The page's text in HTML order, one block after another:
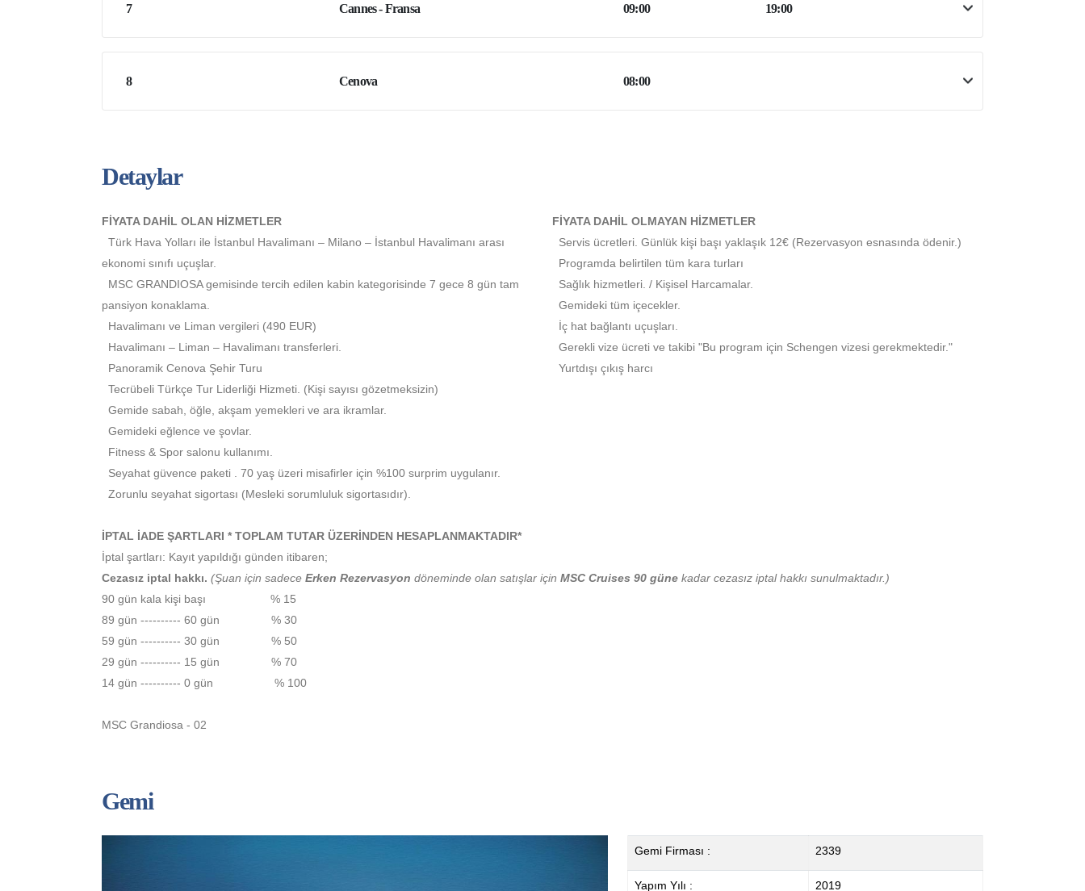
7 Cannes - Fransa 09:00 19:00
8 Cenova 08:00
Detaylar
FİYATA DAHİL OLAN HİZMETLER
Türk Hava Yolları ile İstanbul Havalimanı – Milano – İstanbul Havalimanı arası
ekonomi sınıfı uçuşlar.
MSC GRANDIOSA gemisinde tercih edilen kabin kategorisinde 7 gece 8 gün tam
pansiyon konaklama.
Havalimanı ve Liman vergileri (490 EUR)
Havalimanı – Liman – Havalimanı transferleri.
Panoramik Cenova Şehir Turu
Tecrübeli Türkçe Tur Liderliği Hizmeti. (Kişi sayısı gözetmeksizin)
Gemide sabah, öğle, akşam yemekleri ve ara ikramlar.
Gemideki eğlence ve şovlar.
Fitness & Spor salonu kullanımı.
Seyahat güvence paketi . 70 yaş üzeri misafirler için %100 surprim uygulanır.
Zorunlu seyahat sigortası (Mesleki sorumluluk sigortasıdır).
FİYATA DAHİL OLMAYAN HİZMETLER
Servis ücretleri. Günlük kişi başı yaklaşık 12€ (Rezervasyon esnasında ödenir.)
Programda belirtilen tüm kara turları
Sağlık hizmetleri. / Kişisel Harcamalar.
Gemideki tüm içecekler.
İç hat bağlantı uçuşları.
Gerekli vize ücreti ve takibi "Bu program için Schengen vizesi gerekmektedir."
Yurtdışı çıkış harcı
İPTAL İADE ŞARTLARI * TOPLAM TUTAR ÜZERİNDEN HESAPLANMAKTADIR*
İptal şartları: Kayıt yapıldığı günden itibaren;
Cezasız iptal hakkı. (Şuan için sadece Erken Rezervasyon döneminde olan satışlar için MSC Cruises 90 güne kadar cezasız iptal hakkı sunulmaktadır.)
90 gün kala kişi başı % 15
89 gün ---------- 60 gün % 30
59 gün ---------- 30 gün % 50
29 gün ---------- 15 gün % 70
14 gün ---------- 0 gün % 100
MSC Grandiosa - 02
Gemi
Gemi Firması : 2339
Yapım Yılı : 2019